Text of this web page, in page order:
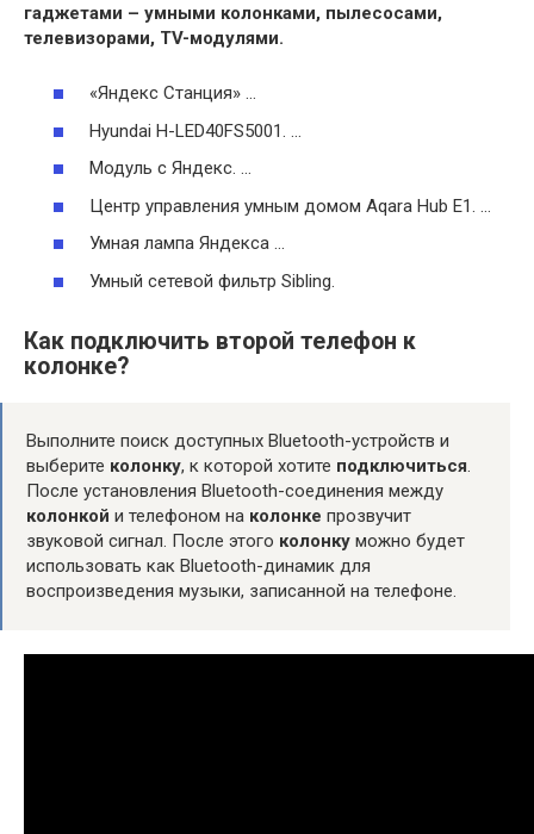
гаджетами – умными колонками, пылесосами,
телевизорами, TV-модулями.
«Яндекс Станция» …
Hyundai H-LED40FS5001. …
Модуль с Яндекс. …
Центр управления умным домом Aqara Hub E1. …
Умная лампа Яндекса …
Умный сетевой фильтр Sibling.
Как подключить второй телефон к
колонке?
Выполните поиск доступных Bluetooth-устройств и
выберите колонку, к которой хотите подключиться.
После установления Bluetooth-соединения между
колонкой и телефоном на колонке прозвучит
звуковой сигнал. После этого колонку можно будет
использовать как Bluetooth-динамик для
воспроизведения музыки, записанной на телефоне.